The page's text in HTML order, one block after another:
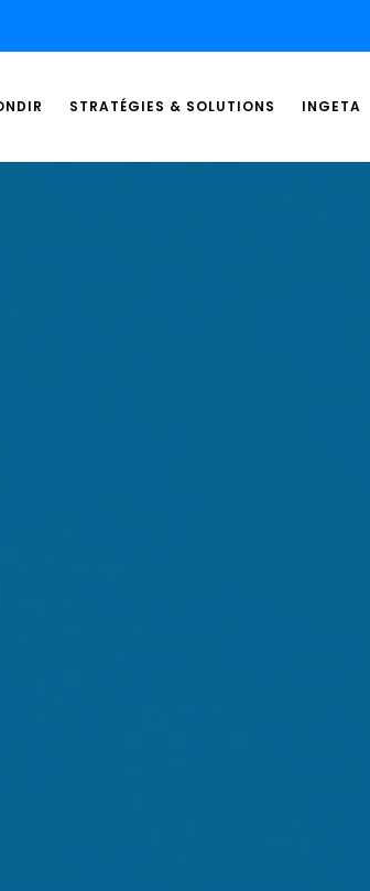
STRATÉGIES & SOLUTIONS INGETA